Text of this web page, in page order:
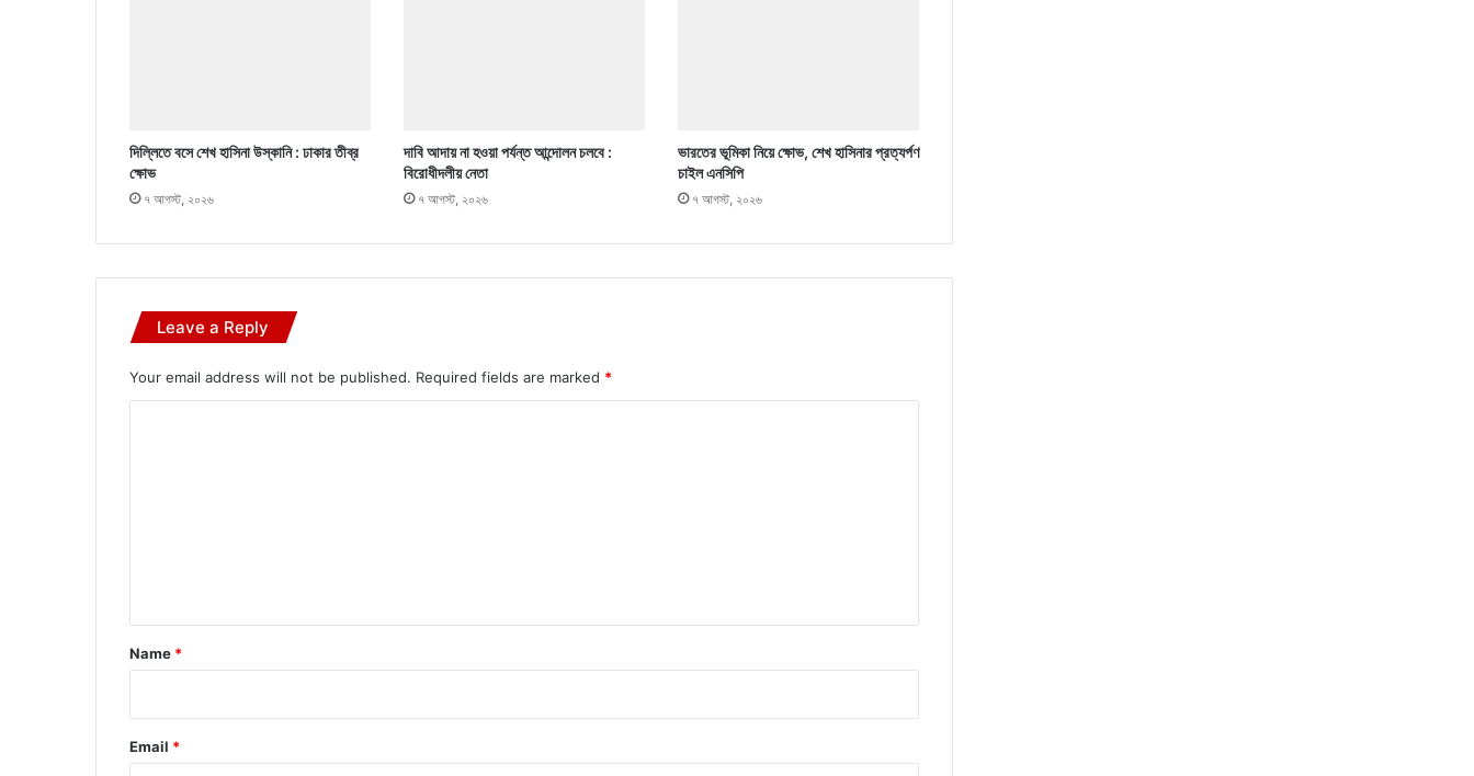
দিল্লিতে বসে শেখ হাসিনা উস্কানি : ঢাকার তীব্র
ক্ষোভ
৭ আগস্ট, ২০২৬
দাবি আদায় না হওয়া পর্যন্ত আন্দোলন চলবে :
বিরোধীদলীয় নেতা
৭ আগস্ট, ২০২৬
ভারতের ভূমিকা নিয়ে ক্ষোভ, শেখ হাসিনার প্রত্যর্পণ
চাইল এনসিপি
৭ আগস্ট, ২০২৬
Leave a Reply
Your email address will not be published. Required fields are marked *
*
Name *
Email *